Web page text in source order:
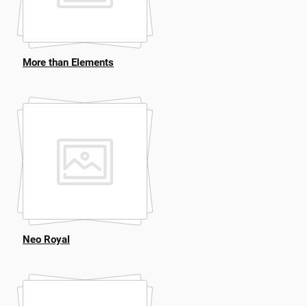
More than Elements
Neo Royal